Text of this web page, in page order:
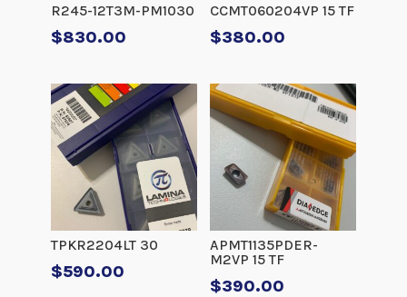
R245-12T3M-PM1030
$830.00
CCMT060204VP 15 TF
$380.00
TPKR2204LT 30
$590.00
APMT1135PDER-
M2VP 15 TF
$390.00